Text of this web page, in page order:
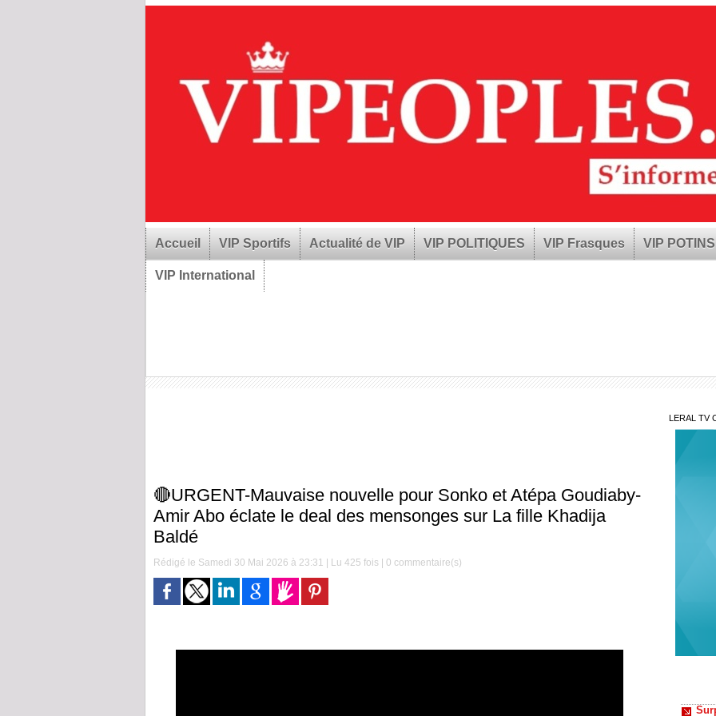
Accueil VIP Sportifs Actualité de VIP VIP POLITIQUES VIP Frasques VIP POTINS
VIP International
🔴URGENT-Mauvaise nouvelle pour Sonko et Atépa Goudiaby-
Amir Abo éclate le deal des mensonges sur La fille Khadija
Baldé
Rédigé le Samedi 30 Mai 2026 à 23:31 | Lu 425 fois | 0 commentaire(s)
LERAL TV